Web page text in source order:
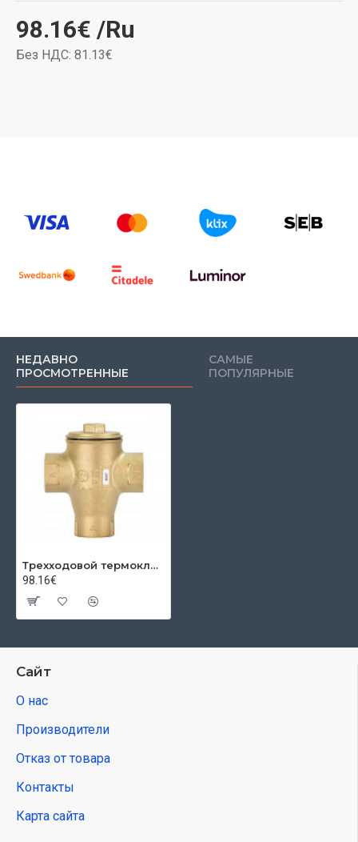
98.16€ /Ru
Без НДС: 81.13€
НЕДАВНО
ПРОСМОТРЕННЫЕ
САМЫЕ
ПОПУЛЯРНЫЕ
Трехходовой термоклапан DN321¼"S 45 C
98.16€
Сайт
О нас
Производители
Отказ от товара
Контакты
Карта сайта